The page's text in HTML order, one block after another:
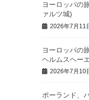
ヨーロッパの
ァルツ城)
2026年7月11
ヨーロッパの
ヘルムスヘー
2026年7月10
ポーランド、